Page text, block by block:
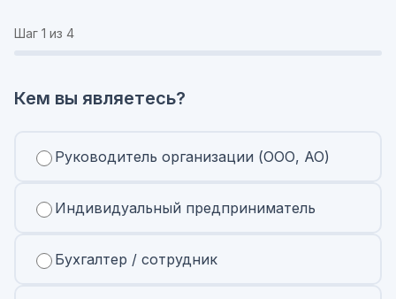
Шаг 1 из 4
Кем вы являетесь?
Руководитель организации (ООО, АО)
Индивидуальный предприниматель
Бухгалтер / сотрудник